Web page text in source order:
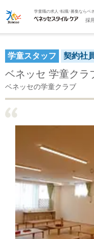
学童職の求人･転職･募集ならベ
採
学童スタッフ 契約社
ベネッセ 学童クラ
ベネッセの学童クラブ